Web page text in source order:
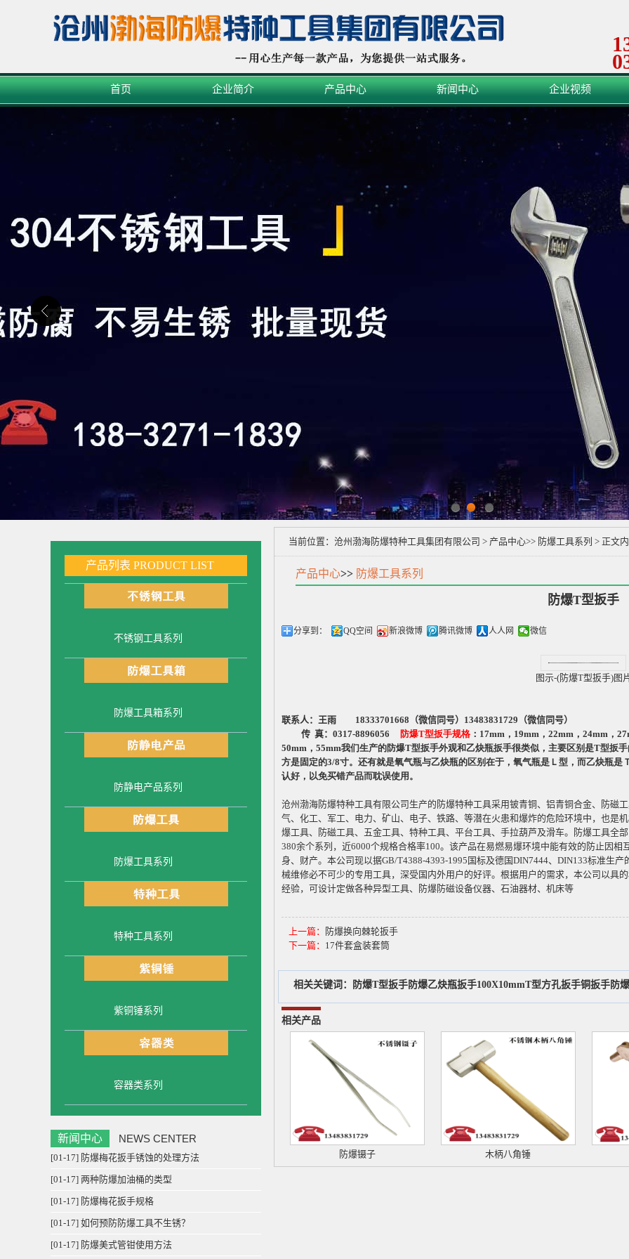
首页 企业简介 产品中心 新闻中心 企业视频
1 2 3
产品列表 PRODUCT LIST
不锈钢工具系列
防爆工具箱系列
防静电产品系列
防爆工具系列
特种工具系列
紫铜锤系列
容器类系列
新闻中心 NEWS CENTER
[01-17] 防爆梅花扳手锈蚀的处理方法
[01-17] 两种防爆加油桶的类型
[01-17] 防爆梅花扳手规格
[01-17] 如何预防防爆工具不生锈？
[01-17] 防爆美式管钳使用方法
当前位置： 沧州渤海防爆特种工具集团有限公司 > 产品中心>> 防爆工具系列 > 正文
产品中心>> 防爆工具系列
防爆T型扳手
分享到： QQ空间 新浪微博 腾讯微博 人人网 微信
图示-(防爆T型扳手)图
联系人：王雨 18333701668 （微信同号） 13483831729（微信同号）
传 真： 0317-8896056 防爆T型扳手规格： 17mm， 19mm， 22mm， 24mm，
50mm ， 55mm我们生产的防爆T型扳手外观和乙炔瓶扳手很类似，主要区别是T型扳
方是固定的3/8寸。还有就是氧气瓶与乙炔瓶的区别在于，氧气瓶是Ｌ型，而乙炔瓶是
认好，以免买错产品而耽误使用。
沧州渤海防爆特种工具有限公司生产的防爆特种工具采用铍青铜、铝青铜合金、防磁
气、化工、军工、电力、矿山、电子、铁路、等潜在火患和爆炸的危险环境中，也是
爆工具、防磁工具、五金工具、特种工具、平台工具、手拉葫芦及滑车。防爆工具全
380余个系列，近6000个规格合格率100。该产品在易燃易爆环境中能有效的防止因相
身、财产。本公司现以据GB/T4388-4393-1995 国标及德国DIN7444、 DIN133标准生产
械维修必不可少的专用工具，深受国内外用户的好评。根据用户的需求，本公司以具
经验，可设计定做各种异型工具、防爆防磁设备仪器、石油器材、机床等
上一篇：
防爆换向棘轮扳手
下一篇： 17件套盒装套筒
相关关键词： 防爆T型扳手防爆乙炔瓶扳手100X10mmT型方孔扳手铜扳手防
相关产品
防爆镊子 木柄八角锤